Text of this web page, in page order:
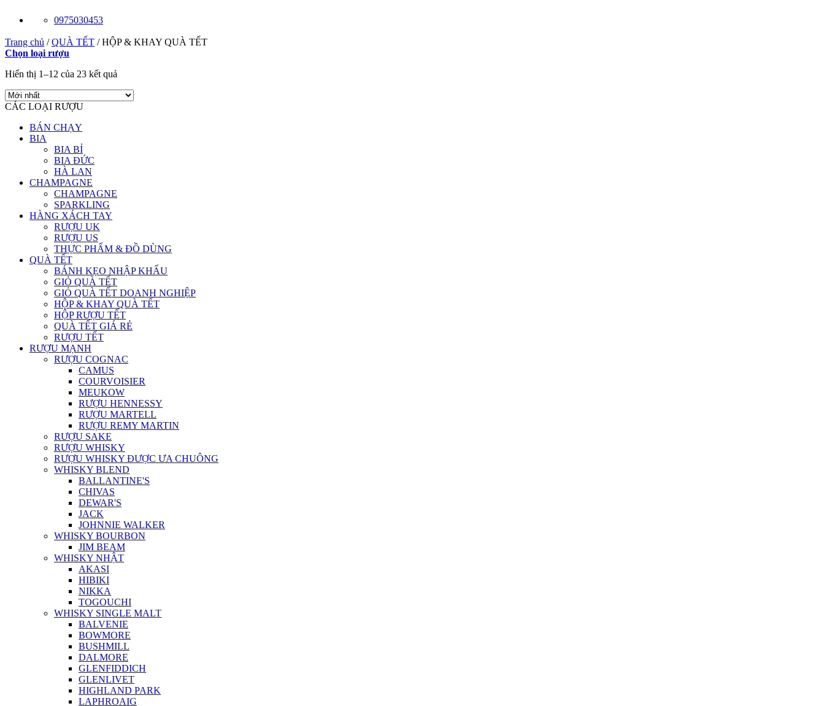
0975030453
Trang chủ / QUÀ TẾT /HỘP & KHAY QUÀ TẾT
Chọn loại rượu
Hiển thị 1–12 của 23 kết quả
CÁC LOẠI RƯỢU
BÁN CHẠY
BIA
BIA BỈ
BIA ĐỨC
HÀ LAN
CHAMPAGNE
CHAMPAGNE
SPARKLING
HÀNG XÁCH TAY
RƯỢU UK
RƯỢU US
THỰC PHẨM & ĐỒ DÙNG
QUÀ TẾT
BÁNH KẸO NHẬP KHẨU
GIỎ QUÀ TẾT
GIỎ QUÀ TẾT DOANH NGHIỆP
HỘP & KHAY QUÀ TẾT
HỘP RƯỢU TẾT
QUÀ TẾT GIÁ RẺ
RƯỢU TẾT
RƯỢU MẠNH
RƯỢU COGNAC
CAMUS
COURVOISIER
MEUKOW
RƯỢU HENNESSY
RƯỢU MARTELL
RƯỢU REMY MARTIN
RƯỢU SAKE
RƯỢU WHISKY
RƯỢU WHISKY ĐƯỢC ƯA CHUÔNG
WHISKY BLEND
BALLANTINE'S
CHIVAS
DEWAR'S
JACK
JOHNNIE WALKER
WHISKY BOURBON
JIM BEAM
WHISKY NHẬT
AKASI
HIBIKI
NIKKA
TOGOUCHI
WHISKY SINGLE MALT
BALVENIE
BOWMORE
BUSHMILL
DALMORE
GLENFIDDICH
GLENLIVET
HIGHLAND PARK
LAPHROAIG